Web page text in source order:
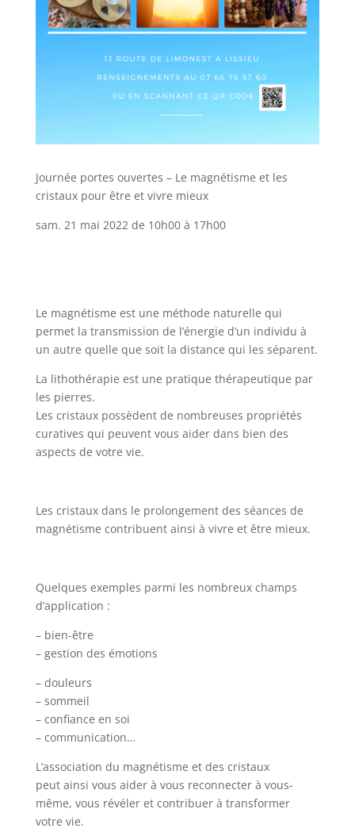
Journée portes ouvertes – Le magnétisme et les
cristaux pour être et vivre mieux
sam. 21 mai 2022 de 10h00 à 17h00
Le magnétisme est une méthode naturelle qui
permet la transmission de l’énergie d’un individu à
un autre quelle que soit la distance qui les séparent.
La lithothérapie est une pratique thérapeutique par
les pierres.
Les cristaux possèdent de nombreuses propriétés
curatives qui peuvent vous aider dans bien des
aspects de votre vie.
Les cristaux dans le prolongement des séances de
magnétisme contribuent ainsi à vivre et être mieux.
Quelques exemples parmi les nombreux champs
d’application :
– bien-être
– gestion des émotions
– douleurs
– sommeil
– confiance en soi
– communication…
L’association du magnétisme et des cristaux
peut ainsi vous aider à vous reconnecter à vous-
même, vous révéler et contribuer à transformer
votre vie.